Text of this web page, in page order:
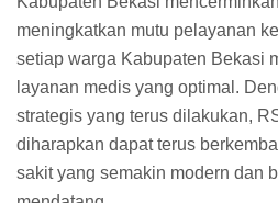
meningkatkan mutu pelayanan
setiap warga Kabupaten Bekasi
layanan medis yang optimal.
strategis yang terus dilakukan,
diharapkan dapat terus
sakit yang semakin modern dan